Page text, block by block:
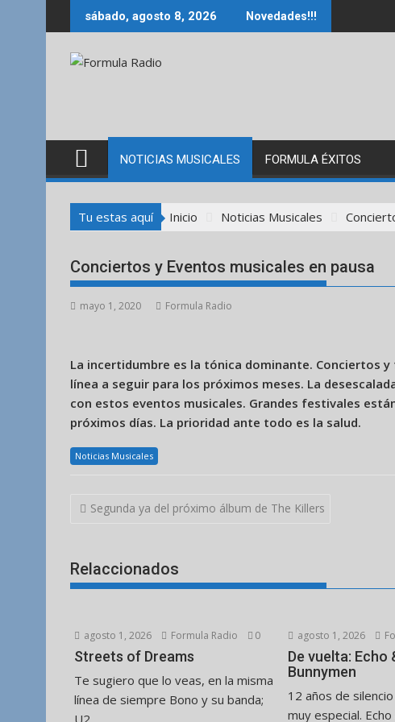
al
sábado, agosto 8, 2026 Novedades!!!
NOTICIAS MUSICALES FORMULA ÉXITOS
Tu estas aquí Inicio Noticias Musicales
Conciertos y Eventos musicales en pausa
mayo 1, 2020 Formula Radio
La incertidumbre es la tónica dominante. Conciertos
línea a seguir para los próximos meses. La
con estos eventos musicales. Grandes festivales
próximos días. La prioridad ante todo es la salud.
Noticias Musicales
Navegación
Segunda ya del próximo álbum de The Killers
Relaccionados
agosto 1, 2026 Formula Radio 0
Streets of Dreams
Te sugiero que lo veas, en la misma
línea de siempre Bono y su banda;
U2...
agosto 1, 2026
De vuelta: Echo
Bunnymen
12 años de
muy especial.